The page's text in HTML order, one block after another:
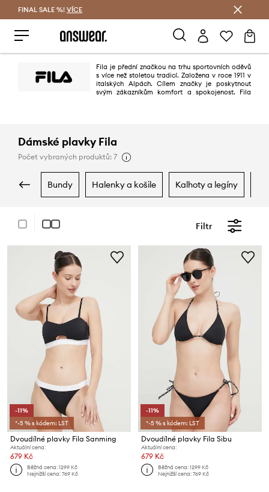
FINAL SALE %! VÍCE
Fila je přední značkou na trhu sportovních oděvů
s více než stoletou tradicí. Založena v roce 1911 v
italských Alpách. Cílem značky je poskytnout
svým zákazníkům komfort a spokojenost. Fila
Dámské plavky Fila
Počet vybraných produktů: 7
bundy halenky a košile kalhoty a legíny
Filtr
-11%
*-5 % s kódem: LST
Dvoudílné plavky Fila Sanming
Aktuální cena:
679 Kč
Běžná cena:1299 Kč
Nejnižší cena:769 Kč
-11%
*-5 % s kódem: LST
Dvoudílné plavky Fila Sibu
Aktuální cena:
679 Kč
Běžná cena:1299 Kč
Nejnižší cena:769 Kč